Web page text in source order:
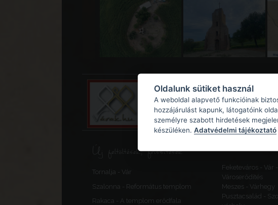
Új feltöltések, frissítések
Tornalja - Vár
Feketeváros - Vár -
Városerődítés
Szalonna - Református templom
Meszes - Várhegy
Rakaca - A templom erődfala
Pusztacsalád -
Oldalunk sütiket használ
A weboldal alapvető funkcióinak
hozzájárulást kapunk, látogatóink
személyre szabott hirdetések
készüléken. Adatvédelmi tájékoztató